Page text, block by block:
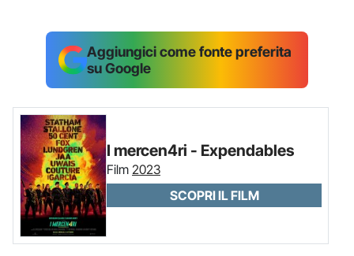
Aggiungici come fonte preferita
su Google
I mercen4ri - Expendables
Film 2023
SCOPRI IL FILM